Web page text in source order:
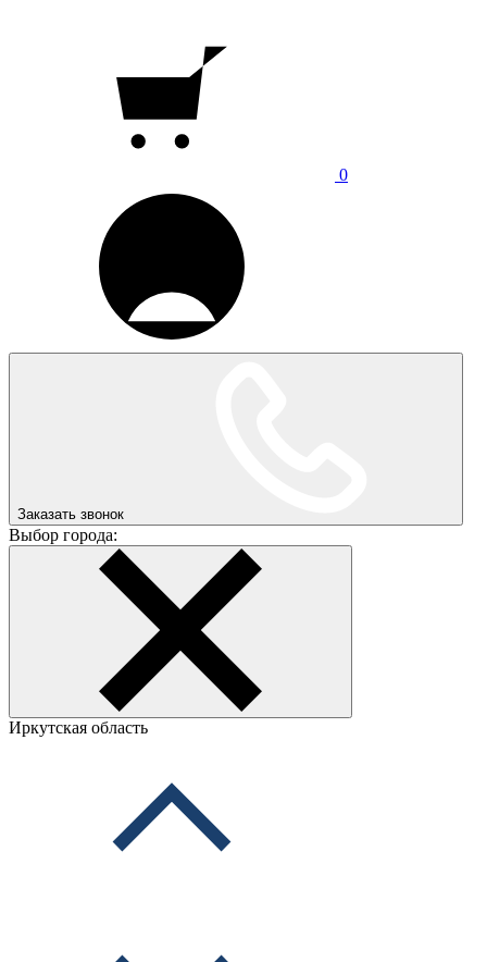
0
Заказать звонок
Выбор города:
Иркутская область